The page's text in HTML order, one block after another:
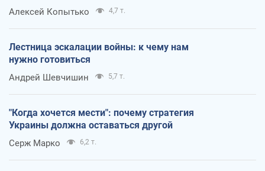
Алексей Копытько 4,7 т.
Лестница эскалации войны: к чему нам
нужно готовиться
Андрей Шевчишин 5,7 т.
"Когда хочется мести": почему стратегия
Украины должна оставаться другой
Серж Марко 6,2 т.